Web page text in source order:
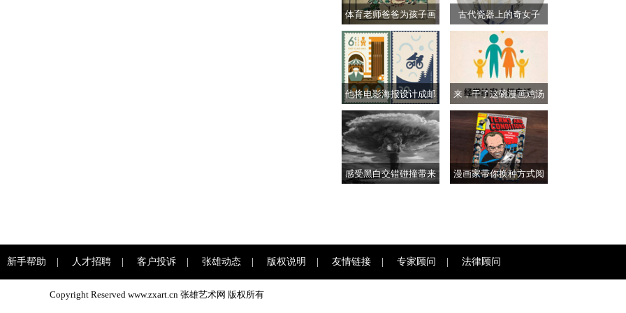
体育老师爸爸为孩子画 古代瓷器上的奇女子
他将电影海报设计成邮 来，干了这碗漫画鸡汤
感受黑白交错碰撞带来 漫画家带你换种方式阅
新手帮助 人才招聘 客户投诉 张雄动态 版权说明 友情链接 专家顾问 法律顾问
Copyright Reserved www.zxart.cn 张雄艺术网 版权所有